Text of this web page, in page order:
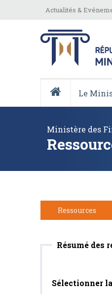
Menu
Actualités &
Principale
Le
Fil
Ministère des
Ressources
Résumé des
Sélectionner